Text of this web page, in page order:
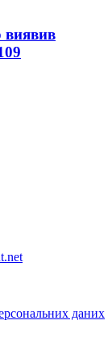
виявив
даних